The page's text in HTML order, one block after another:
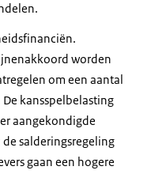
worden
om een aantal
kansspelbelasting
aangekondigde
salderingsregeling
gaan een hogere